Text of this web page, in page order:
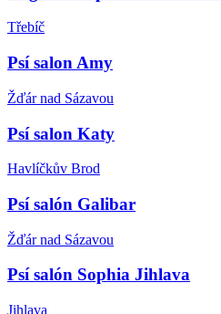
Třebíč
Psí salon Amy
Žďár nad Sázavou
Psí salon Katy
Havlíčkův Brod
Psí salón Galibar
Žďár nad Sázavou
Psí salón Sophia Jihlava
Jihlava